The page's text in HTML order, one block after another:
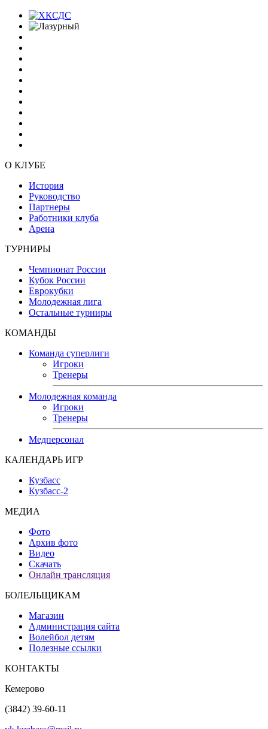
О КЛУБЕ
История
Руководство
Партнеры
Работники клуба
Арена
ТУРНИРЫ
Чемпионат России
Кубок России
Еврокубки
Молодежная лига
Остальные турниры
КОМАНДЫ
Команда суперлиги
Игроки
Тренеры
Молодежная команда
Игроки
Тренеры
Медперсонал
КАЛЕНДАРЬ ИГР
Кузбасс
Кузбасс-2
МЕДИА
Фото
Архив фото
Видео
Скачать
Онлайн трансляция
БОЛЕЛЬЩИКАМ
Магазин
Администрация сайта
Волейбол детям
Полезные ссылки
КОНТАКТЫ
Кемерово
(3842) 39-60-11